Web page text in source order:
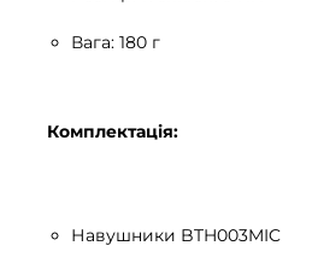
Вага: 180 г
Комплектація:
Навушники BTH003MIC